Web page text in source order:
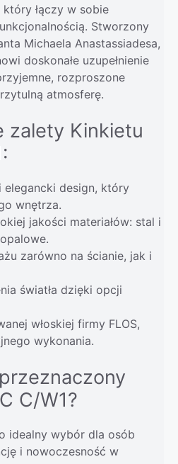
łączy w sobie
Stworzony
Michaela Anastassiadesa,
doskonałe uzupełnienie
rozproszone
atmosferę.
zalety Kinkietu
elegancki design, który
wnętrza.
jakości materiałów: stal i
zarówno na ścianie, jak i
światła dzięki opcji
włoskiej firmy FLOS,
wykonania.
C/W1?
idealny wybór dla osób
i nowoczesność w